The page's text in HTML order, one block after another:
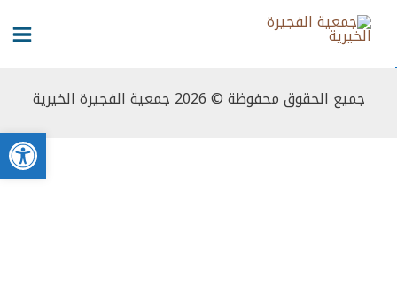
content
تخطي
المحتوى
جميع الحقوق محفوظة © 2026 جمعية الفجيرة الخيرية